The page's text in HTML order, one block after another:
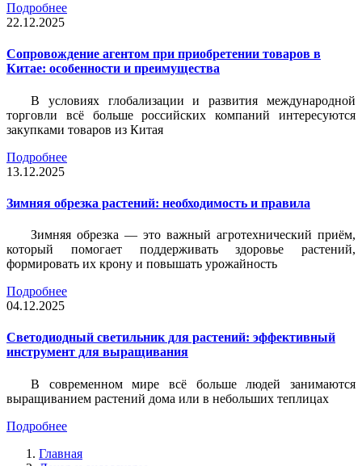
Подробнее
22.12.2025
Сопровождение агентом при приобретении товаров в
Китае: особенности и преимущества
В условиях глобализации и развития международной
торговли всё больше российских компаний интересуются
закупками товаров из Китая
Подробнее
13.12.2025
Зимняя обрезка растений: необходимость и правила
Зимняя обрезка — это важный агротехнический приём,
который помогает поддерживать здоровье растений,
формировать их крону и повышать урожайность
Подробнее
04.12.2025
Светодиодный светильник для растений: эффективный
инструмент для выращивания
В современном мире всё больше людей занимаются
выращиванием растений дома или в небольших теплицах
Подробнее
Главная